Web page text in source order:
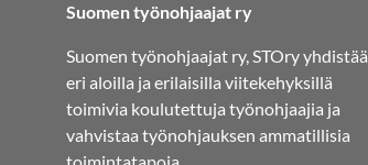
Suomen työnohjaajat ry
Suomen työnohjaajat ry, STOry yhdistää
eri aloilla ja erilaisilla viitekehyksillä
toimivia koulutettuja työnohjaajia ja
vahvistaa työnohjauksen ammatillisia